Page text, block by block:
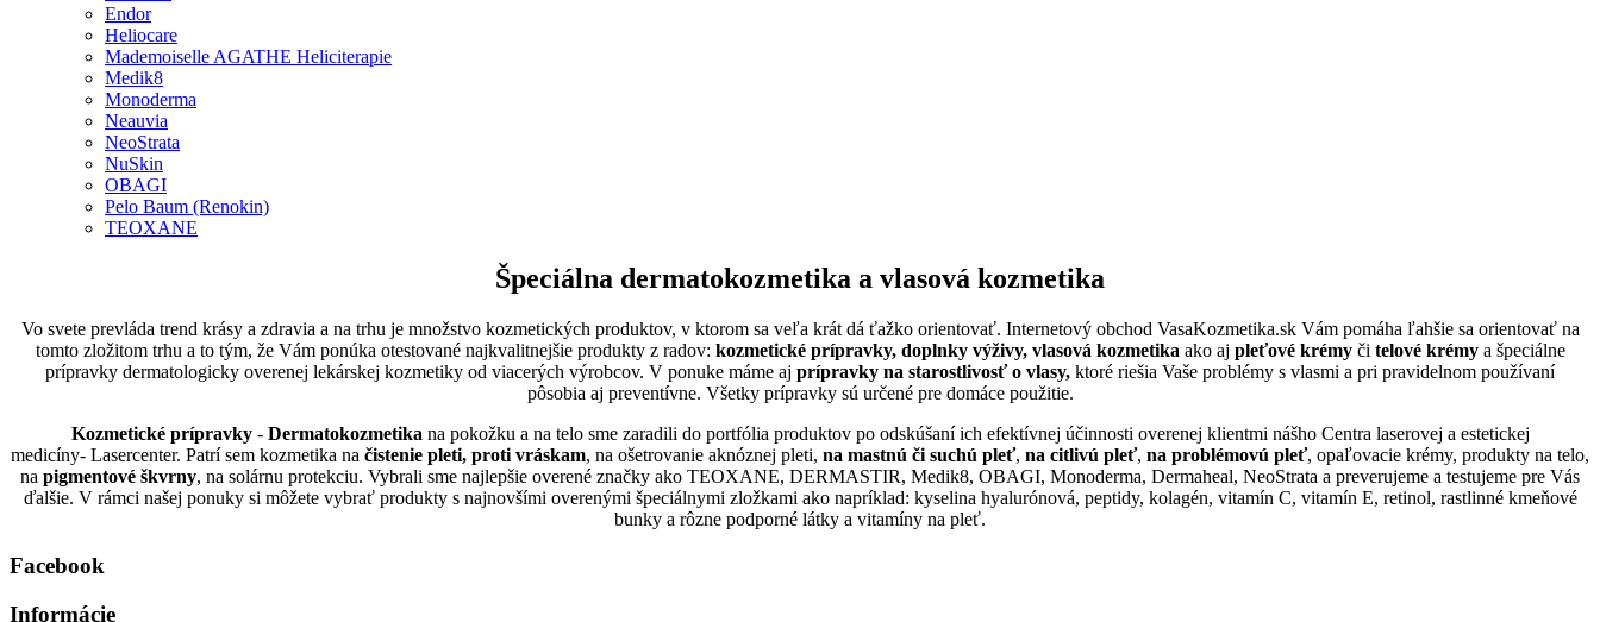
Endor
Heliocare
Mademoiselle AGATHE Heliciterapie
Medik8
Monoderma
Neauvia
NeoStrata
NuSkin
OBAGI
Pelo Baum (Renokin)
TEOXANE
Špeciálna dermatokozmetika a vlasová kozmetika
Vo svete prevláda trend krásy a zdravia a na trhu je množstvo kozmetických produktov, v ktorom sa veľa krát dá ťažko orientovať. Internetový obchod VasaKozmetika.skVám pomáha ľahšie sa orientovať na
tomto zložitom trhu a to tým, že Vám ponúka otestované najkvalitnejšie produkty z radov: kozmetické prípravky, doplnky výživy, vlasová kozmetika ako aj pleťové krémyči telové krémya špeciálne
prípravky dermatologicky overenej lekárskej kozmetiky od viacerých výrobcov. V ponuke máme aj prípravky na starostlivosť o vlasy, ktoré riešia Vaše problémy s vlasmi a pri pravidelnom používaní
pôsobia aj preventívne. Všetky prípravky sú určené pre domáce použitie.
Kozmetické prípravky- Dermatokozmetika na pokožku a na telo sme zaradili do portfólia produktov po odskúšaní ich efektívnej účinnosti overenej klientmi nášho Centra laserovej a estetickej
medicíny- Lasercenter. Patrí sem kozmetika na čistenie pleti, proti vráskam, na ošetrovanie aknóznej pleti, na mastnú či suchú pleť, na citlivú pleť, na problémovú pleť, opaľovacie krémy, produkty na telo,
na pigmentové škvrny, na solárnu protekciu. Vybrali sme najlepšie overené značky ako TEOXANE, DERMASTIR, Medik8, OBAGI, Monoderma, Dermaheal, NeoStrata a preverujeme a testujeme pre Vás
ďalšie. V rámci našej ponuky si môžete vybrať produkty s najnovšími overenými špeciálnymi zložkami ako napríklad: kyselina hyalurónová, peptidy, kolagén, vitamín C, vitamín E, retinol, rastlinné kmeňové
bunky a rôzne podporné látky a vitamíny na pleť.
Facebook
Informácie